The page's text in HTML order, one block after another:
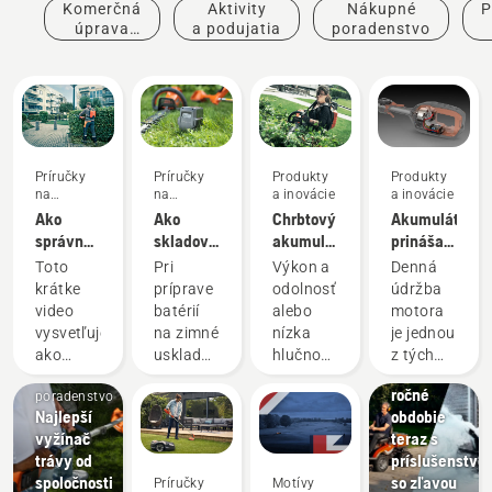
Komerčná
úprava
Aktivity
a podujatia
Nákupné
poradenstvo
Príručky
na
používanie
Ako
správne
pripraviť
a prispôsobiť
chrbtový
akumulátor
Toto
krátke
video
vysvetľuje,
ako
a nastaviť
chrbtový
akumulátor,
ktorý je
používaný
poradenstvo
Najlepší
vyžínač
trávy od
spoločnosti
Príručky
na
používanie
Ako
skladovať
batériu
Husqvarna
cez zimu
Pri
príprave
batérií
na zimné
uskladnenia
mali v
záujme
ich
životnosti
Príručky
Produkty
a inovácie
Chrbtový
akumulátor:
Revolúcia
vo svete
ručných
akumulátorových
nástrojov
Výkon a
odolnosť
alebo
nízka
hlučnosť
ekologická
prevádzka?
S naším
s chrbtovým
Motívy
Produkty
a inovácie
Akumulátor
prináša
menej
údržby a
plynulejší
pracovný
deň
Denná
údržba
motora
je jednou
z tých
náročných
záležitostí,
ktoré
zvyknú
narušiť
Ponuky
Rider pre
ročné
obdobie
teraz s
so zľavou